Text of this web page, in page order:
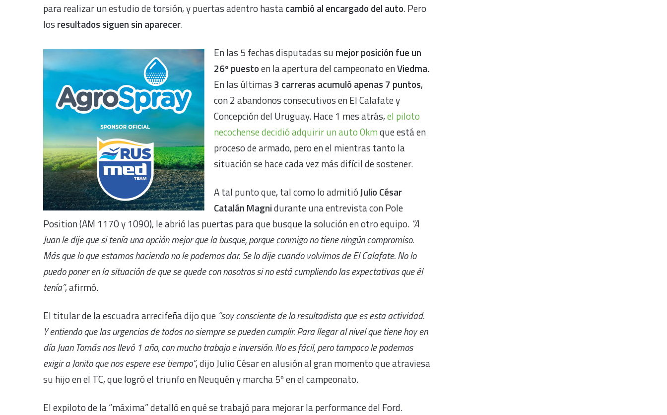
para realizar un estudio de torsión, y puertas adentro hastacambió al encargado del auto. Pero
los resultados siguen sin aparecer.
En las 5 fechas disputadas su mejor posición fue un
26º puestoen la apertura del campeonato enViedma.
En las últimas 3 carreras acumuló apenas 7 puntos,
con 2 abandonos consecutivos en El Calafate y
Concepción del Uruguay. Hace 1 mes atrás,el piloto
necochense decidió adquirir un auto 0kmque está en
proceso de armado, pero en el mientras tanto la
situación se hace cada vez más difícil de sostener.
A tal punto que, tal como lo admitió Julio César
Catalán Magnidurante una entrevista con Pole
Position (AM 1170 y 1090), le abrió las puertas para que busque la solución en otro equipo. “A
Juan le dije que si tenía una opción mejor que la busque, porque conmigo no tiene ningún compromiso.
Más que lo que estamos haciendo no le podemos dar. Se lo dije cuando volvimos de El Calafate. No lo
puedo poner en la situación de que se quede con nosotros si no está cumpliendo las expectativas que él
tenía”, afirmó.
El titular de la escuadra arrecifeña dijo que “soy consciente de lo resultadista que es esta actividad.
Y entiendo que las urgencias de todos no siempre se pueden cumplir. Para llegar al nivel que tiene hoy en
día Juan Tomás nos llevó 1 año, con mucho trabajo e inversión. No es fácil, pero tampoco le podemos
exigir a Jonito que nos espere ese tiempo”, dijo Julio César en alusión al gran momento que atraviesa
su hijo en el TC, que logró el triunfo en Neuquén y marcha 5º en el campeonato.
El expiloto de la “máxima” detalló en qué se trabajó para mejorar la performance del Ford.